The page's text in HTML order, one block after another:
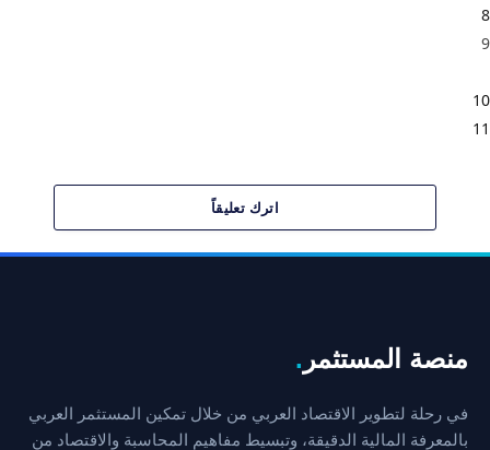
8
9
10
11
اترك تعليقاً
منصة المستثمر .
في رحلة لتطوير الاقتصاد العربي من خلال تمكين المستثمر العربي
بالمعرفة المالية الدقيقة، وتبسيط مفاهيم المحاسبة والاقتصاد من